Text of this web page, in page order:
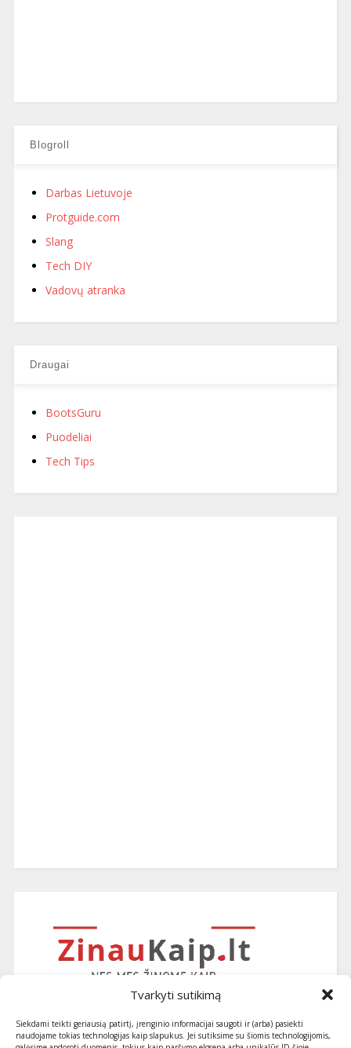
Tvarkyti sutikimą
Siekdami teikti geriausią patirtį, įrenginio informacijai saugoti ir (arba) pasiekti
naudojame tokias technologijas kaip slapukus. Jei sutiksime su šiomis technologijomis,
Blogroll
Darbas Lietuvoje
Protguide.com
Slang
Tech DIY
Vadovų atranka
Draugai
BootsGuru
Puodeliai
Tech Tips